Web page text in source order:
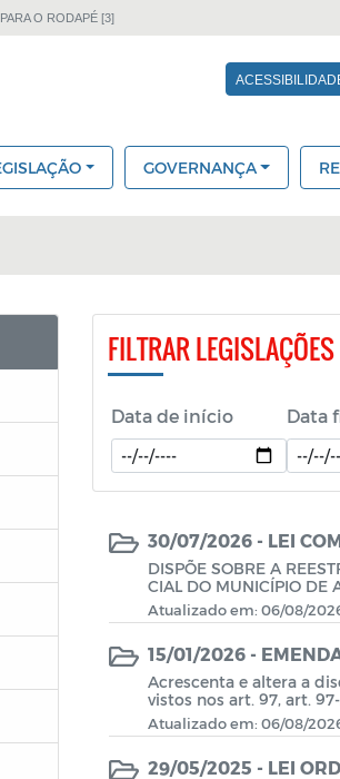
O RODAPÉ [3]
GOVERNANÇA
FILTRAR LEGISLAÇÕES
Data de início Data
30/07/2026 - LEI
DISPÕE SOBRE A
CIAL DO MUNICÍPIO DE
NSTITUCIONAL Nº 103/
Atualizado em: 06/08/2026
15/01/2026 -
Acrescenta e altera a
vistos nos art. 97, art.
enda Constitucional n.º
e dá outras
Atualizado em: 06/08/2026
29/05/2025 - LEI